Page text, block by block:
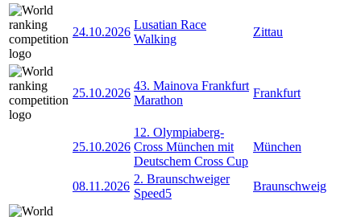
24.10.2026
Lusatian Race
Walking
Zittau
25.10.2026
43. Mainova Frankfurt
Marathon
Frankfurt
25.10.2026
12. Olympiaberg-
Cross München mit
Deutschem Cross Cup
München
08.11.2026
2. Braunschweiger
Speed5
Braunschweig